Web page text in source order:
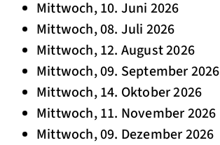
Mittwoch, 10. Juni 2026
Mittwoch, 08. Juli 2026
Mittwoch, 12. August 2026
Mittwoch, 09. September 2026
Mittwoch, 14. Oktober 2026
Mittwoch, 11. November 2026
Mittwoch, 09. Dezember 2026